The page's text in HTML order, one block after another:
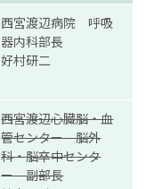
西宮渡辺病院 呼吸
器内科部長
好村研二
西宮渡辺心臓脳・血
管センター 脳外
科・脳卒中センタ
ー 副部長